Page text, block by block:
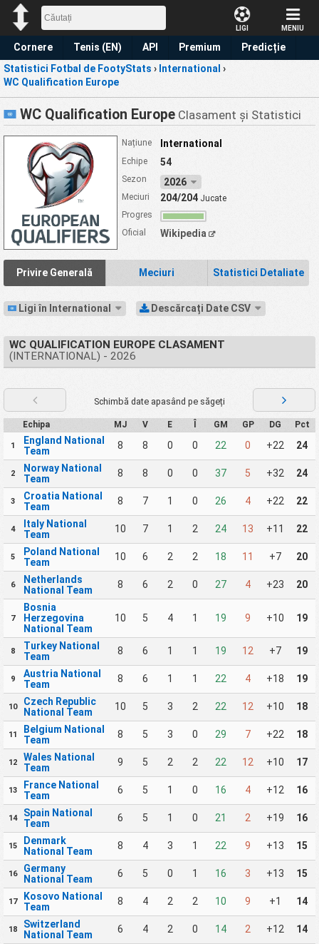
LIGI MENIU
Cornere Tenis (EN) API Premium
Predicție
Statistici Fotbal de FootyStats › International ›
WC Qualification Europe
WC Qualification Europe Clasament și Statistici
Națiune International
Echipe 54
Sezon 2026
Meciuri 204/204Jucate
Progres
Oficial
Wikipedia
Privire Generală Meciuri Statistici Detaliate
Ligi în International Descărcați Date CSV
WC QUALIFICATION EUROPE CLASAMENT
(INTERNATIONAL) - 2026
Schimbă date apasând pe săgeți
Echipa MJ V E Î GM GP DG Pct
1
England National
Team
8 8 0 0 22 0 +22 24
2
Norway National
Team
8 8 0 0 37 5 +32 24
3
Croatia National
Team
8 7 1 0 26 4 +22 22
4
Italy National
Team
10 7 1 2 24 13 +11 22
5
Poland National
Team
10 6 2 2 18 11 +7 20
6
Netherlands
National Team
8 6 2 0 27 4 +23 20
7
Bosnia
Herzegovina
National Team
10 5 4 1 19 9 +10 19
8
Turkey National
Team
8 6 1 1 19 12 +7 19
9
Austria National
Team
8 6 1 1 22 4 +18 19
10
Czech Republic
National Team
10 5 3 2 22 12 +10 18
11
Belgium National
Team
8 5 3 0 29 7 +22 18
12
Wales National
Team
9 5 2 2 22 12 +10 17
13
France National
Team
6 5 1 0 16 4 +12 16
14
Spain National
Team
6 5 1 0 21 2 +19 16
15
Denmark
National Team
8 4 3 1 22 9 +13 15
16
Germany
National Team
6 5 0 1 16 3 +13 15
17
Kosovo National
Team
8 4 2 2 10 9 +1 14
18
Switzerland
National Team
6 4 2 0 14 2 +12 14